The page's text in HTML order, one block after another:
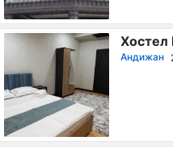
Хостел
Андижан